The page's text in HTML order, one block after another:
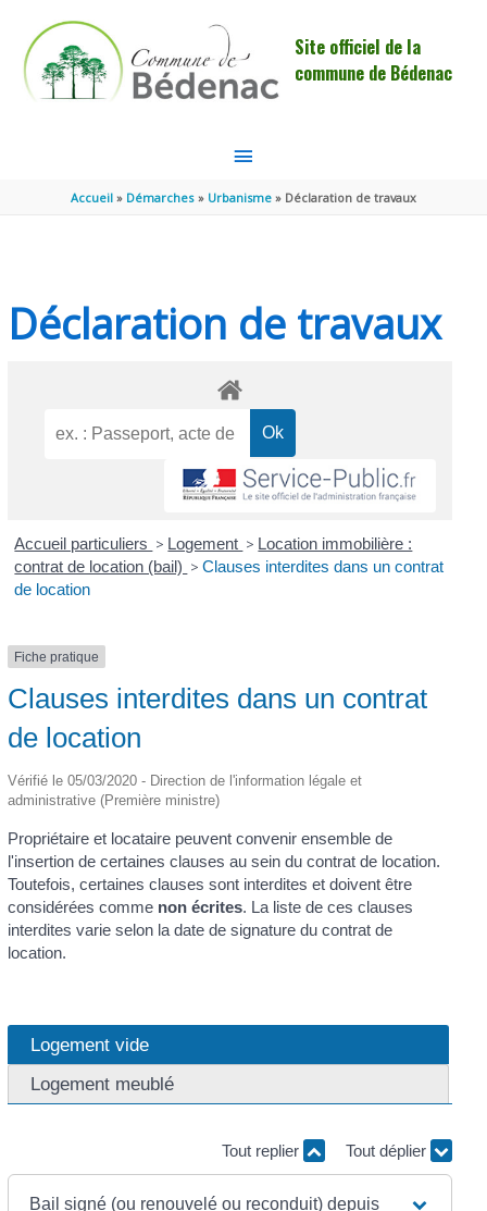
Site officiel de la
commune de Bédenac
MENU
PRINCIPAL
Accueil Démarches Urbanisme Déclaration de travaux
Déclaration de travaux
Accueil particuliers > Logement > Location immobilière :
contrat de location (bail) > Clauses interdites dans un contrat
de location
Fiche pratique
Clauses interdites dans un contrat
de location
Vérifié le 05/03/2020 - Direction de l'information légale et
administrative (Première ministre)
Propriétaire et locataire peuvent convenir ensemble de
l'insertion de certaines clauses au sein du contrat de location.
Toutefois, certaines clauses sont interdites et doivent être
considérées comme non écrites. La liste de ces clauses
interdites varie selon la date de signature du contrat de
location.
Logement vide
Logement meublé
Tout replier Tout déplier
Bail signé (ou renouvelé ou reconduit) depuis